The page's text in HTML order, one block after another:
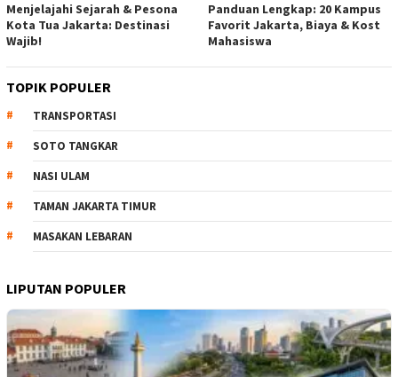
Menjelajahi Sejarah & Pesona
Kota Tua Jakarta: Destinasi
Wajib!
Panduan Lengkap: 20 Kampus
Favorit Jakarta, Biaya & Kost
Mahasiswa
TOPIK POPULER
TRANSPORTASI
SOTO TANGKAR
NASI ULAM
TAMAN JAKARTA TIMUR
MASAKAN LEBARAN
LIPUTAN POPULER